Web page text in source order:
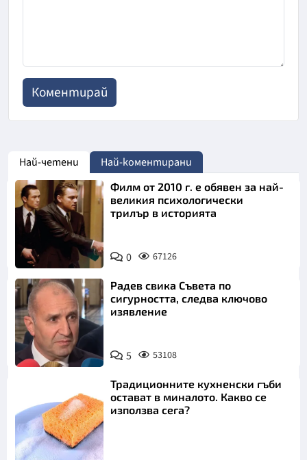
Най-четени Най-коментирани
Филм от 2010 г. е обявен за най-
великия психологически
трилър в историята
0 67126
Радев свика Съвета по
сигурността, следва ключово
изявление
5 53108
Традиционните кухненски гъби
остават в миналото. Какво се
използва сега?